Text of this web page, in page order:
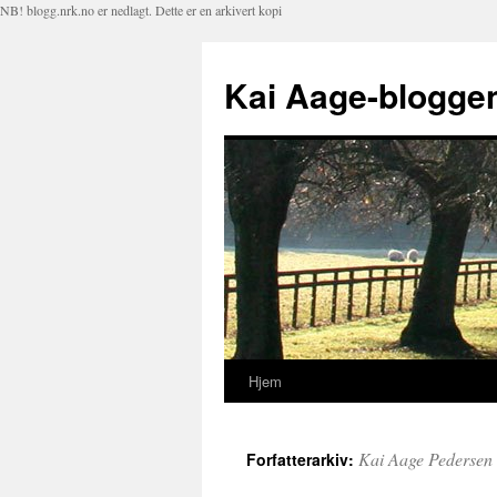
NB! blogg.nrk.no er nedlagt. Dette er en arkivert kopi
Kai Aage-
Hopp
innhold
Hjem
Forfatterarkiv: Kai Aage Pedersen